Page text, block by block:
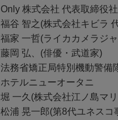
Only 株式会社 代表取締役
福谷 智之(株式会社キビラ
福家 一哲(ライカカメラジ
藤岡 弘、(俳優・武道家)
法務省矯正局特別機動警
ホテルニューオータニ
堀 一久(株式会社江ノ島マ
松浦 晃一郎(第8代ユネスコ